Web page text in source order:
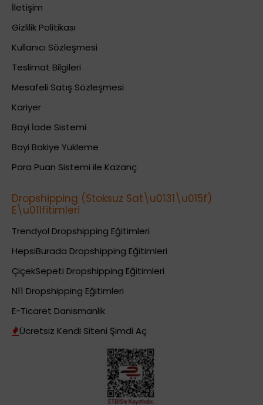
İletişim
Gizlilik Politikası
Kullanıcı Sözleşmesi
Teslimat Bilgileri
Mesafeli Satış Sözleşmesi
Kariyer
Bayi İade Sistemi
Bayi Bakiye Yükleme
Para Puan Sistemi ile Kazanç
Dropshipping (Stoksuz Sat\u0131\u015f)
E\u011fitimleri
Trendyol Dropshipping Eğitimleri
HepsiBurada Dropshipping Eğitimleri
ÇiçekSepeti Dropshipping Eğitimleri
N11 Dropshipping Eğitimleri
E-Ticaret Danismanlik
Ücretsiz Kendi Siteni Şimdi Aç